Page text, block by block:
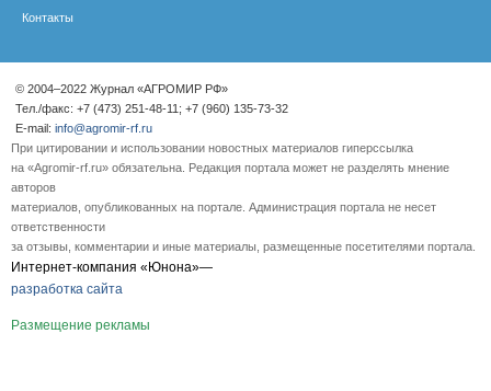
Контакты
© 2004–2022 Журнал «АГРОМИР РФ»
Тел./факс: +7 (473) 251-48-11; +7 (960) 135-73-32
E-mail: info@agromir-rf.ru
При цитировании и использовании новостных материалов гиперссылка
на «Agromir-rf.ru» обязательна. Редакция портала может не разделять мнение
авторов
материалов, опубликованных на портале. Администрация портала не несет
ответственности
за отзывы, комментарии и иные материалы, размещенные посетителями портала.
Интернет-компания «Юнона»—
разработка сайта
Размещение рекламы